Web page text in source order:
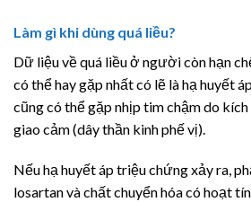
Làm gì khi dùng quá liều?
Dữ liệu về quá liều ở người còn hạn
có thể hay gặp nhất có lẽ là hạ huyết
cũng có thể gặp nhịp tim chậm do
giao cảm (dây thần kinh phế vị).
Nếu hạ huyết áp triệu chứng xảy ra,
losartan và chất chuyển hóa có hoạt